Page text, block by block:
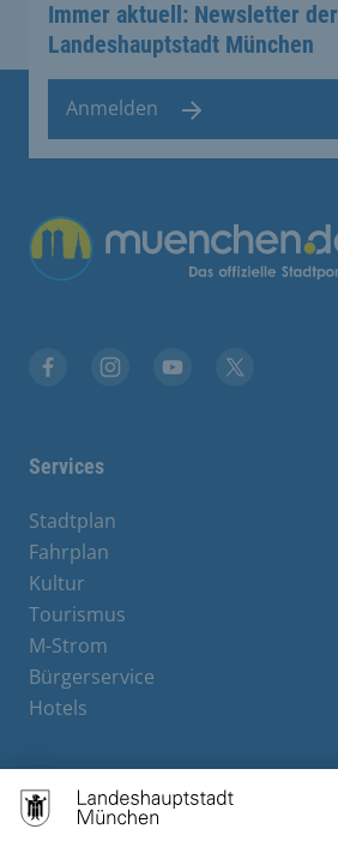
Immer aktuell: Newsletter der
Landeshauptstadt München
Anmelden
Übergreifende Links
Services
Stadtplan
Fahrplan
Kultur
Tourismus
M-Strom
Bürgerservice
Hotels
Contact